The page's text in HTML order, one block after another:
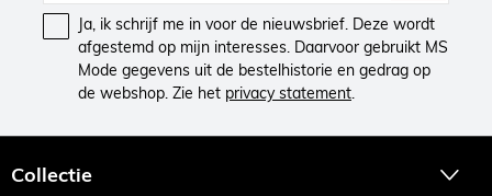
Ja, ik schrijf me in voor de nieuwsbrief. Deze wordt
afgestemd op mijn interesses. Daarvoor gebruikt MS
Mode gegevens uit de bestelhistorie en gedrag op
de webshop. Zie het privacy statement
Collectie